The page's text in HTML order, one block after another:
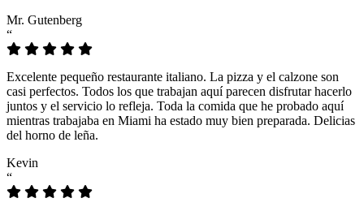
Mr. Gutenberg
“
Excelente pequeño restaurante italiano. La pizza y el calzone son
casi perfectos. Todos los que trabajan aquí parecen disfrutar hacerlo
juntos y el servicio lo refleja. Toda la comida que he probado aquí
mientras trabajaba en Miami ha estado muy bien preparada. Delicias
del horno de leña.
Kevin
“